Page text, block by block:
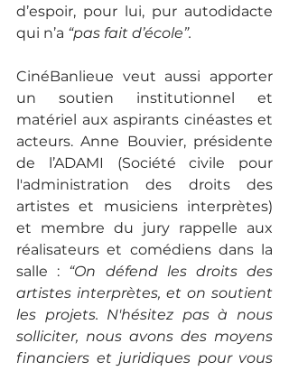
d’espoir, pour lui, pur autodidacte
qui n’a “pas fait d’école”.
CinéBanlieue veut aussi apporter
un soutien institutionnel et
matériel aux aspirants cinéastes et
acteurs. Anne Bouvier, présidente
de l’ADAMI (Société civile pour
l'administration des droits des
artistes et musiciens interprètes)
et membre du jury rappelle aux
réalisateurs et comédiens dans la
salle : “On défend les droits des
artistes interprètes, et on soutient
les projets. N'hésitez pas à nous
solliciter, nous avons des moyens
financiers et juridiques pour vous